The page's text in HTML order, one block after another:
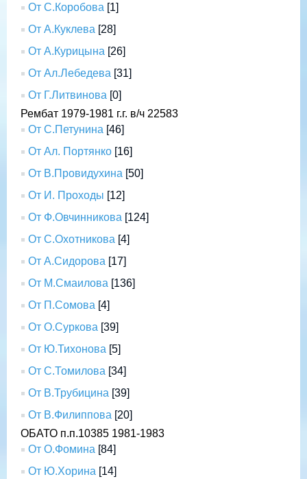
От С.Коробова [1]
От А.Куклева [28]
От А.Курицына [26]
От Ал.Лебедева [31]
От Г.Литвинова [0]
Рембат 1979-1981 г.г. в/ч 22583
От С.Петунина [46]
От Ал. Портянко [16]
От В.Провидухина [50]
От И. Проходы [12]
От Ф.Овчинникова [124]
От С.Охотникова [4]
От А.Сидорова [17]
От М.Смаилова [136]
От П.Сомова [4]
От О.Суркова [39]
От Ю.Тихонова [5]
От С.Томилова [34]
От В.Трубицина [39]
От В.Филиппова [20]
ОБАТО п.п.10385 1981-1983
От О.Фомина [84]
От Ю.Хорина [14]